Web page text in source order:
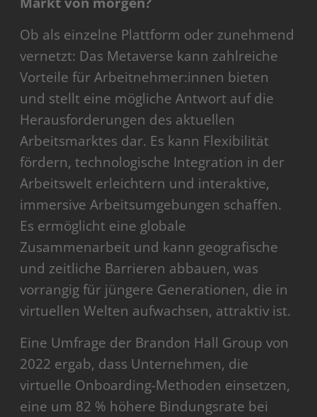
Ob als einzelne Plattform oder zunehmend
vernetzt: Das Metaverse kann zahlreiche
Vorteile für Arbeitnehmer:innen bieten
und stellt eine mögliche Antwort auf die
Herausforderungen des aktuellen
Arbeitsmarktes dar. Es kann Flexibilität
fördern, technologische Integration in der
Arbeitswelt erleichtern und interaktive,
immersive Arbeitsumgebungen schaffen.
Es ermöglicht eine globale
Zusammenarbeit und kann geografische
und zeitliche Barrieren abbauen, was
vorrangig für jüngere Generationen, die in
virtuellen Welten aufwachsen, attraktiv ist.
Eine Umfrage der Brandon Hall Group von
2022 ergab, dass Unternehmen, die
virtuelle Onboarding-Methoden einsetzen,
eine um 82 % höhere Bindungsrate bei